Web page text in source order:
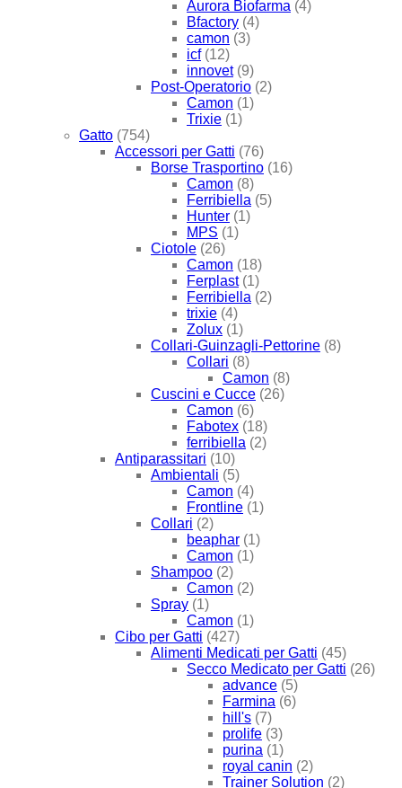
Aurora Biofarma (4)
Bfactory (4)
camon (3)
icf (12)
innovet (9)
Post-Operatorio (2)
Camon (1)
Trixie (1)
Gatto (754)
Accessori per Gatti (76)
Borse Trasportino (16)
Camon (8)
Ferribiella (5)
Hunter (1)
MPS (1)
Ciotole (26)
Camon (18)
Ferplast (1)
Ferribiella (2)
trixie (4)
Zolux (1)
Collari-Guinzagli-Pettorine (8)
Collari (8)
Camon (8)
Cuscini e Cucce (26)
Camon (6)
Fabotex (18)
ferribiella (2)
Antiparassitari (10)
Ambientali (5)
Camon (4)
Frontline (1)
Collari (2)
beaphar (1)
Camon (1)
Shampoo (2)
Camon (2)
Spray (1)
Camon (1)
Cibo per Gatti (427)
Alimenti Medicati per Gatti (45)
Secco Medicato per Gatti (26)
advance (5)
Farmina (6)
hill's (7)
prolife (3)
purina (1)
royal canin (2)
Trainer Solution (2)